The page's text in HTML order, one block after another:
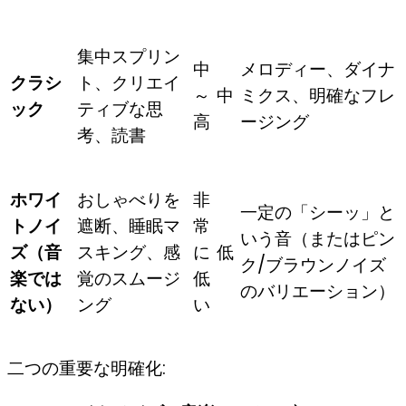
クラシ
ック
集中スプリン
ト、クリエイ
ティブな思
考、読書
中
～
高
中
メロディー、ダイナ
ミクス、明確なフレ
ージング
ホワイ
トノイ
ズ（音
楽では
ない）
おしゃべりを
遮断、睡眠マ
スキング、感
覚のスムージ
ング
非
常
に
低
い
低
一定の「シーッ」と
いう音（またはピン
ク/ブラウンノイズ
のバリエーション）
二つの重要な明確化: